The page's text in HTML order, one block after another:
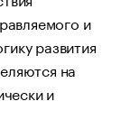
и
развития
на
и